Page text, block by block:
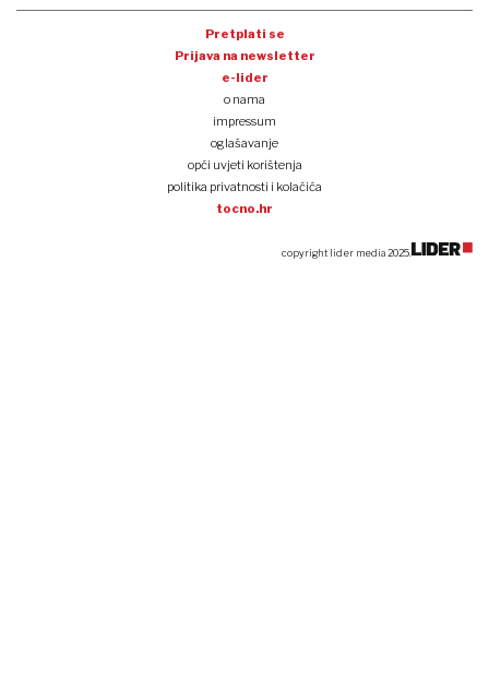
Pretplati se
Prijava na newsletter
e-lider
o nama
impressum
oglašavanje
opći uvjeti korištenja
politika privatnosti i kolačića
tocno.hr
copyright lider media 2025.